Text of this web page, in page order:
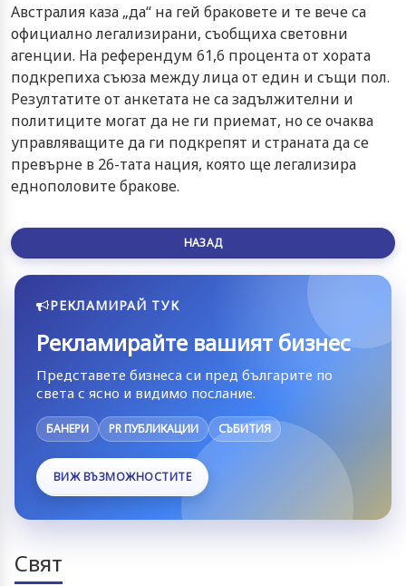
Aвстралия каза „да“ на гей браковете и те вече са
официално легализирани, съобщиха световни
агенции. На референдум 61,6 процента от хората
подкрепиха съюза между лица от един и същи пол.
Резултатите от анкетата не са задължителни и
политиците могат да не ги приемат, но се очаква
управляващите да ги подкрепят и страната да се
превърне в 26-тата нация, която ще легализира
еднополовите бракове.
НАЗАД
РЕКЛАМИРАЙ ТУК
Рекламирайте вашият бизнес
Представете бизнеса си пред българите по
света с ясно и видимо послание.
БАНЕРИ PR ПУБЛИКАЦИИ СЪБИТИЯ
ВИЖ ВЪЗМОЖНОСТИТЕ
Свят